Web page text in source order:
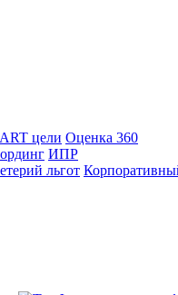
цели Оценка 360
ИПР
льгот